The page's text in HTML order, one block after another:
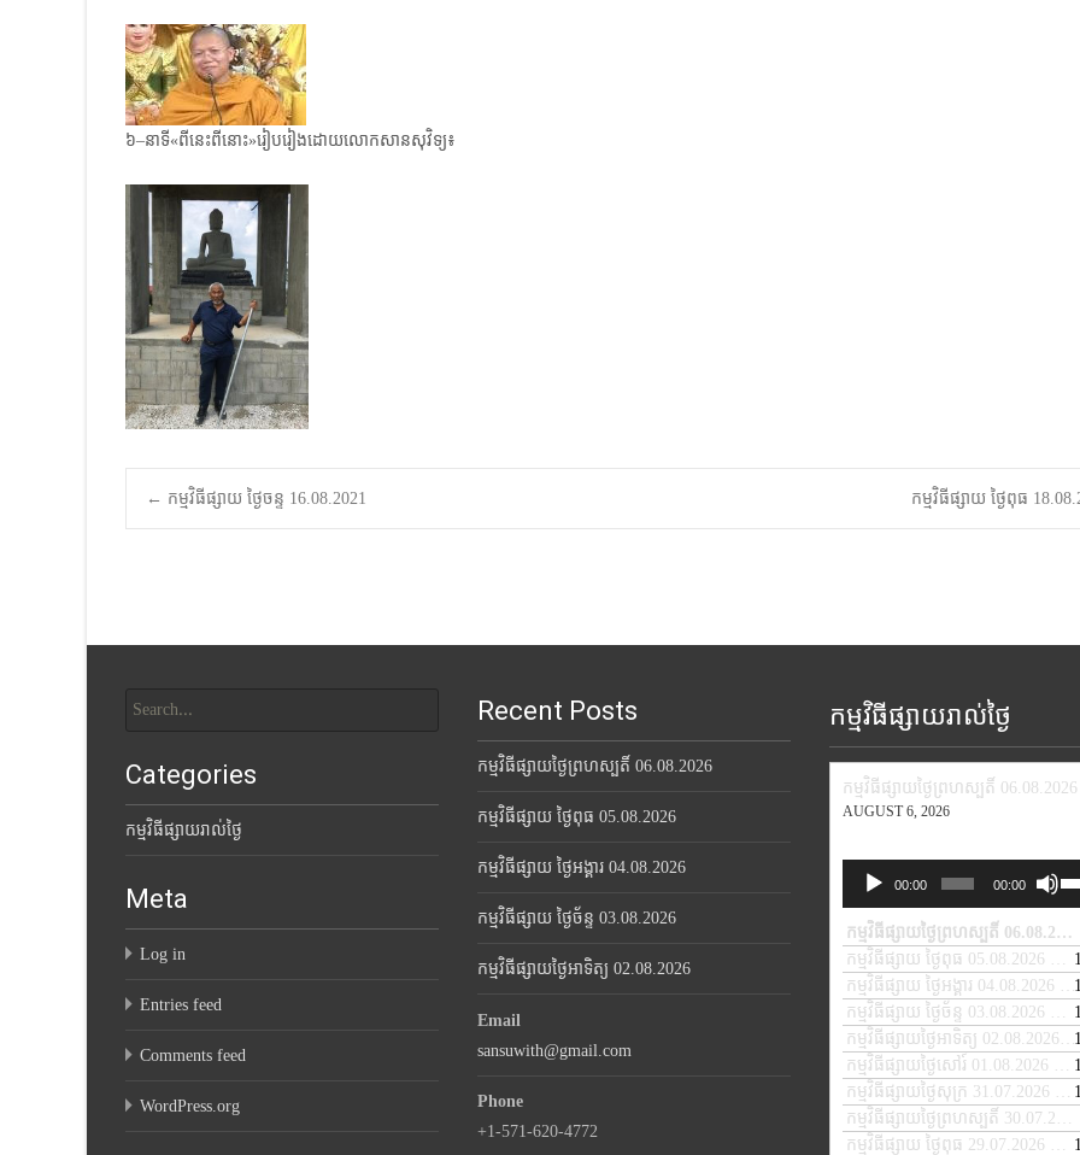
៦–នាទី«ពីនេះពីនោះ»រៀបរៀងដោយលោកសានសុវិទ្យ៖
Post
← កម្មវិធីផ្សាយ ថ្ងៃចន្ទ 16.08.2021 កម្មវិធីផ្សាយ ថ្ងៃពុធ
for:
Recent Posts
កម្មវិធីផ្សាយថ្ងៃព្រហស្បតិ៍ 06.08.2026
កម្មវិធីផ្សាយ ថ្ងៃពុធ 05.08.2026
កម្មវិធីផ្សាយ ថ្ងៃអង្គារ 04.08.2026
កម្មវិធីផ្សាយ ថ្ងៃច័ន្ទ 03.08.2026
កម្មវិធីផ្សាយថ្ងៃអាទិត្យ 02.08.2026
កម្មវិធីផ្សាយរាល់ថ្ងៃ
កម្មវិធីផ្សាយថ្ងៃព្រហស្បតិ៍ 06.08.2026
AUGUST 6, 2026
Audio
Player
00:00 00:00
to
or
កម្មវិធីផ្សាយថ្ងៃព្រហស្បតិ៍ 06.08.2026
កម្មវិធីផ្សាយ ថ្ងៃពុធ 05.08.2026
—
កម្មវិធីផ្សាយ ថ្ងៃអង្គារ 04.08.2026
—
កម្មវិធីផ្សាយ ថ្ងៃច័ន្ទ 03.08.2026
—
កម្មវិធីផ្សាយថ្ងៃអាទិត្យ 02.08.2026
កម្មវិធីផ្សាយថ្ងៃសៅរ៍ 01.08.2026
—
កម្មវិធីផ្សាយថ្ងៃសុក្រ 31.07.2026
—
កម្មវិធីផ្សាយ ថ្ងៃពុធ 29.07.2026
—
Categories
កម្មវិធីផ្សាយរាល់ថ្ងៃ
Meta
Log in
Entries feed
Comments feed
WordPress.org
Email
sansuwith@gmail.com
Phone
+1-571-620-4772